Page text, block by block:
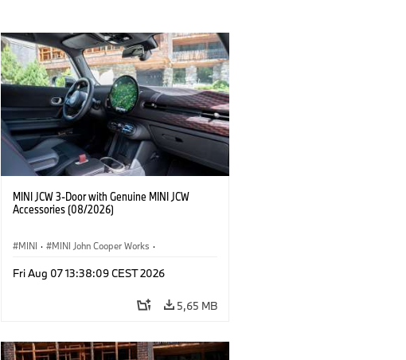
MINI JCW 3-Door with Genuine MINI JCW
Accessories (08/2026)
MINI · MINI John Cooper Works ·
Opcionális extrák, kiegészítők
Fri Aug 07 13:38:09 CEST 2026
5,65 MB